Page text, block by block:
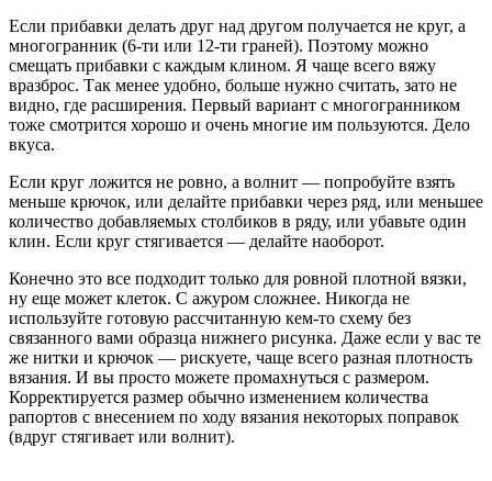
Если прибавки делать друг над другом получается не круг, а
многогранник (6-ти или 12-ти граней). Поэтому можно
смещать прибавки с каждым клином. Я чаще всего вяжу
вразброс. Так менее удобно, больше нужно считать, зато не
видно, где расширения. Первый вариант с многогранником
тоже смотрится хорошо и очень многие им пользуются. Дело
вкуса.
Если круг ложится не ровно, а волнит — попробуйте взять
меньше крючок, или делайте прибавки через ряд, или меньшее
количество добавляемых столбиков в ряду, или убавьте один
клин. Если круг стягивается — делайте наоборот.
Конечно это все подходит только для ровной плотной вязки,
ну еще может клеток. С ажуром сложнее. Никогда не
используйте готовую рассчитанную кем-то схему без
связанного вами образца нижнего рисунка. Даже если у вас те
же нитки и крючок — рискуете, чаще всего разная плотность
вязания. И вы просто можете промахнуться с размером.
Корректируется размер обычно изменением количества
рапортов с внесением по ходу вязания некоторых поправок
(вдруг стягивает или волнит).